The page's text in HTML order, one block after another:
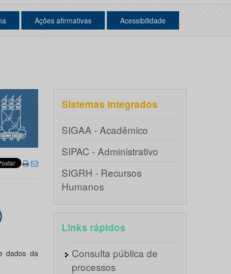
Ações afirmativas Acessibilidade
dados da
Sistemas integrados
SIGAA - Acadêmico
SIPAC - Administrativo
SIGRH - Recursos
Humanos
Links rápidos
Consulta pública de
processos